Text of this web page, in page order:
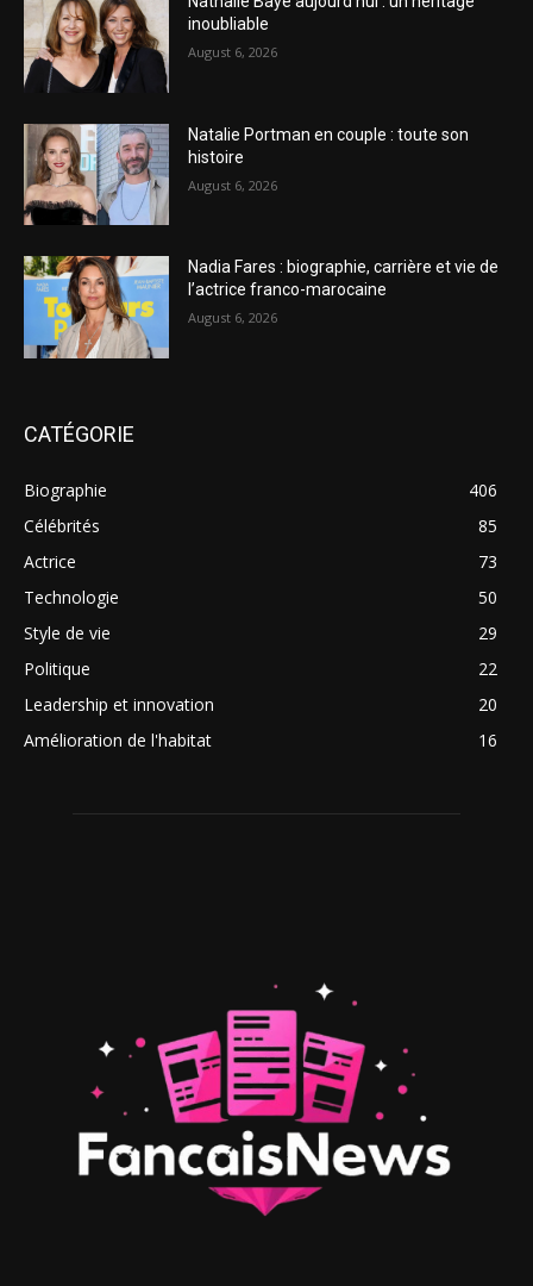
inoubliable
August 6, 2026
Natalie Portman en couple : toute son
histoire
August 6, 2026
Nadia Fares : biographie, carrière et vie de
l’actrice franco-marocaine
August 6, 2026
CATÉGORIE
Biographie
406
Célébrités
85
Actrice
73
Technologie
50
Style de vie
29
Politique
22
Leadership et innovation
20
Amélioration de l'habitat
16